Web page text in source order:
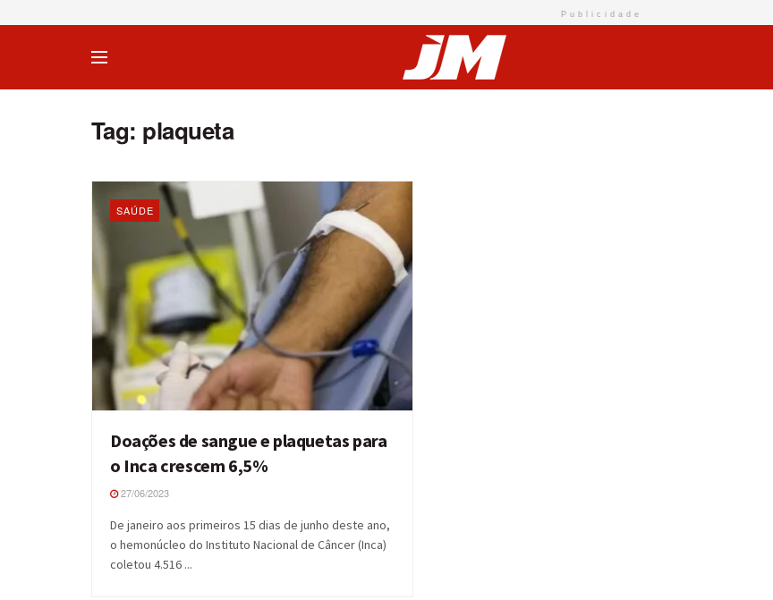
Publicidade
Tag: plaqueta
SAÚDE
Doações de sangue e plaquetas para
o Inca crescem 6,5%
27/06/2023
De janeiro aos primeiros 15 dias de junho deste ano,
o hemonúcleo do Instituto Nacional de Câncer (Inca)
coletou 4.516 ...